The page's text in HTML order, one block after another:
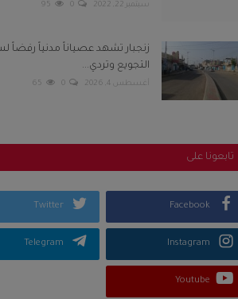
سبتمبر 22, 2022 0
95
زنجبار تشهد عصياناً مدنياً رفضاً
التجويع وتردي...
أغسطس 4, 2026 0
65
تابعونا على
Facebook
Twitter
Instagram
Telegram
Youtube